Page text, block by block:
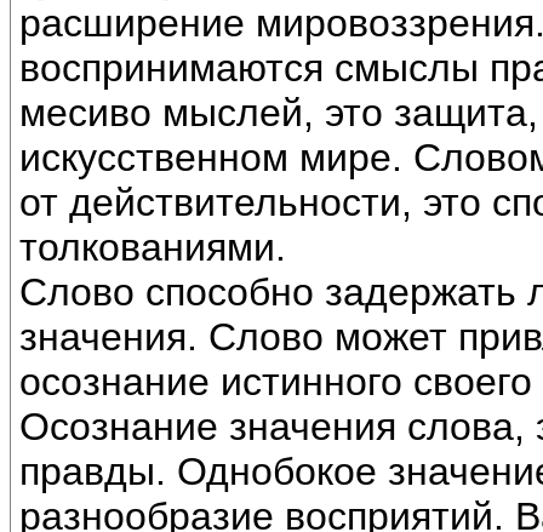
расширение
воспринимаются смыслы
месиво мыслей, это
искусственном мире.
от действительности, это
толкованиями.
Слово способно задержать
значения. Слово может
осознание истинного
Осознание значения слова,
правды. Однобокое
разнообразие